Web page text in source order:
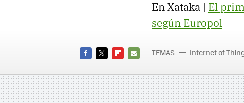
En Xataka | El
según Europol
MAIL
TEMAS Internet of